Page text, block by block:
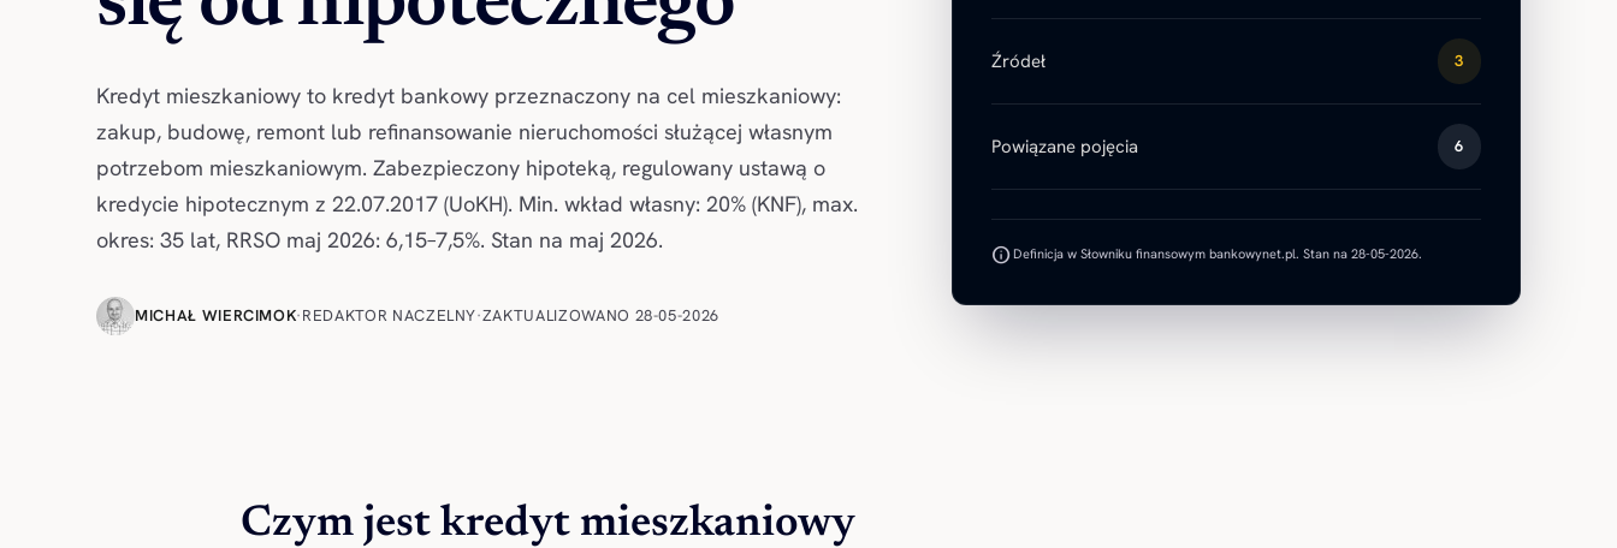
Kredyt mieszkaniowy to kredyt bankowy przeznaczony na cel mieszkaniowy:
zakup, budowę, remont lub refinansowanie nieruchomości służącej własnym
potrzebom mieszkaniowym. Zabezpieczony hipoteką, regulowany ustawą o
kredycie hipotecznym z 22.07.2017 (UoKH). Min. wkład własny: 20% (KNF), max.
okres: 35 lat, RRSO maj 2026: 6,15–7,5%. Stan na maj 2026.
MICHAŁ WIERCIMOK·REDAKTOR NACZELNY·ZAKTUALIZOWANO 28-05-2026
Źródeł 3
Powiązane pojęcia 6
infoDefinicja w Słowniku finansowym bankowynet.pl. Stan na 28-05-2026.
Czym jest kredyt mieszkaniowy